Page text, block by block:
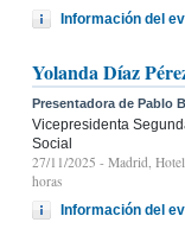
Información del
Yolanda Díaz
Presentadora de Pablo
Vicepresidenta
Social
27/11/2025 - Madrid,
horas
Información del